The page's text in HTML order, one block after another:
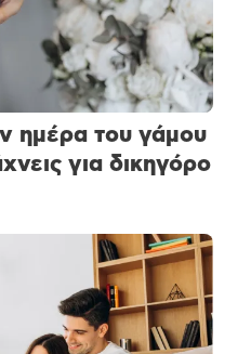
ημέρα του γάμου
για δικηγόρο